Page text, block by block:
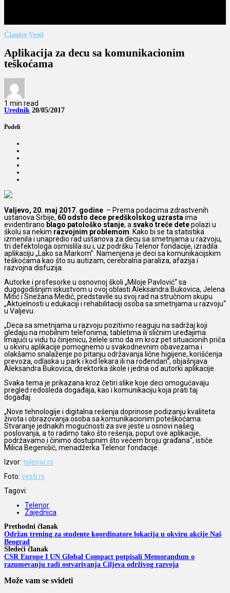
Članice Vesti
Aplikacija za decu sa komunikacionim
teškoćama
1 min read
Urednik 20/05/2017
Podeli
Valjevo, 20. maj 2017. godine – Prema podacima zdrastvenih
ustanova Srbije, 60 odsto dece predškolskog uzrasta ima
evidentirano blago patološko stanje, a svako treće detepolazi u
školu sa nekim razvojnim problemom Kako bi se ta statistika
izmenila i unapredio rad ustanova za decu sa smetnjama u razvoju,
tri defektologa osmislila su i, uz podršku Telenor fondacije, izradila
aplikaciju „Lako sa Markom”. Namenjena je deci sa komunikacijskim
teškoćama kao što su autizam, cerebralna paraliza, afazija i
razvojna disfuzija.
Autorke i profesorke u osnovnoj školi „Miloje Pavlović“ sa
dugogodišnjim iskustvom u ovoj oblasti Aleksandra Bukovica, Jelena
Mitić i Snežana Medić, predstavile su svoj rad na stručnom skupu
„Aktuelnosti u edukaciji i rehabilitaciji osoba sa smetnjama u razvoju“
u Valjevu.
„Deca sa smetnjama u razvoju pozitivno reaguju na sadržaj koji
gledaju na mobilnim telefonima, tabletima ili sličnim uređajima.
Imajući u vidu tu činjenicu, želele smo da im kroz pet situacionih priča
u okviru aplikacije pomognemo u svakodnevnim obavezama i
olakšamo snalaženje po pitanju održavanja lične higijene, korišćenja
prevoza, odlaska u park i kod lekara ili na rođendan“, objašnjava
Aleksandra Bukovica, direktorka škole i jedna od autorki aplikacije.
Svaka tema je prikazana kroz četiri slike koje deci omogućavaju
pregled redosleda događaja, kao i komunikaciju koja prati taj
događaj.
„Nove tehnologije i digitalna rešenja doprinose podizanju kvaliteta
života i obrazovanja osoba sa komunikacionim poteškoćama.
Stvaranje jednakih mogućnosti za sve jeste u osnovi našeg
poslovanja, a to radimo tako što rešenja, poput ove aplikacije,
podržavamo i činimo dostupnim što većem broju građana“, ističe
Milica Begenišić, menadžerka Telenor fondacije.
Izvor: telenor.rs
Foto: vesti.rs
Tagovi:
Telenor
Zajednica
Prethodni članak
Održan trening za studente koordinatore lokacija u okviru akcije Naš
Beograd
Sledeći članak
CSR Europe I UN Global Compact potpisali Memorandum o
razumevanju radi ostvarivanja Ciljeva održivog razvoja
Može vam se svideti